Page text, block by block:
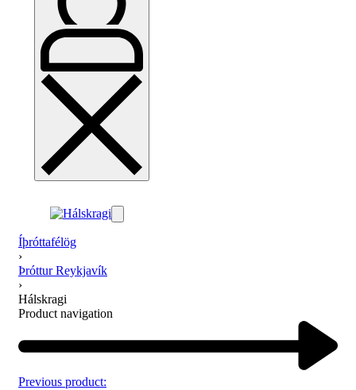
Íþróttafélög
›
Þróttur Reykjavík
›
Hálskragi
Product navigation
Previous product: